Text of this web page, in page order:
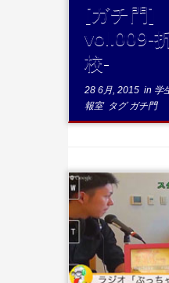
[ガチ門]
vol.009-
校-
28 6月, 2015 in 学
報室 タグガチ門
...続き